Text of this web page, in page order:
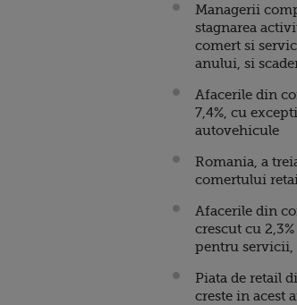
Managerii
stagnarea
comert si
anului, si
Afacerile din
7,4%, cu
autovehicule
Romania, a
comertului
Afacerile din
crescut cu
pentru servicii,
Piata de retail
creste in acest